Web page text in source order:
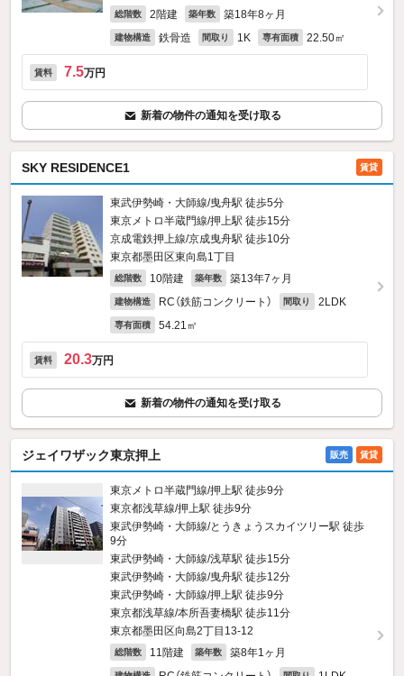
総階数 2階建 築年数 築18年8ヶ月
建物構造 鉄骨造 間取り 1K 専有面積 22.50㎡
賃料 7.5万円
新着の物件の通知を受け取る
SKY RESIDENCE1 賃貸
東武伊勢崎・大師線/曳舟駅 徒歩5分
東京メトロ半蔵門線/押上駅 徒歩15分
京成電鉄押上線/京成曳舟駅 徒歩10分
東京都墨田区東向島1丁目
総階数 10階建 築年数 築13年7ヶ月
建物構造 RC（鉄筋コンクリート） 間取り 2LDK
専有面積 54.21㎡
賃料 20.3万円
新着の物件の通知を受け取る
ジェイワザック東京押上 販売 賃貸
東京メトロ半蔵門線/押上駅 徒歩9分
東京都浅草線/押上駅 徒歩9分
東武伊勢崎・大師線/とうきょうスカイツリー駅 徒歩
9分
東武伊勢崎・大師線/浅草駅 徒歩15分
東武伊勢崎・大師線/曳舟駅 徒歩12分
東武伊勢崎・大師線/押上駅 徒歩9分
東京都浅草線/本所吾妻橋駅 徒歩11分
東京都墨田区向島2丁目13-12
総階数 11階建 築年数 築8年1ヶ月